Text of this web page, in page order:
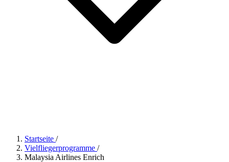
Startseite /
Vielfliegerprogramme /
Malaysia Airlines Enrich